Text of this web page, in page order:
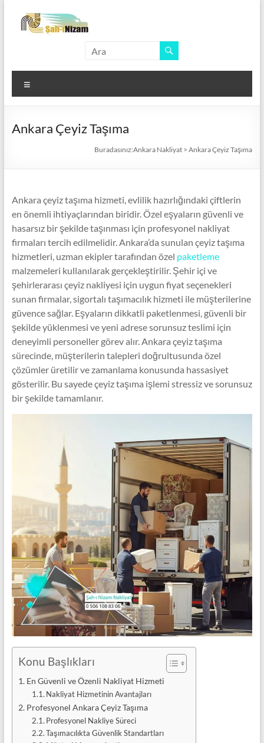
content
Nakliyat
Türkiye'nin
Yerine
Ankara Çeyiz Taşıma
Buradasınız:Ankara Nakliyat >Ankara Çeyiz Taşıma
Ankara çeyiz taşıma hizmeti, evlilik hazırlığındaki çiftlerin
en önemli ihtiyaçlarından biridir. Özel eşyaların güvenli ve
hasarsız bir şekilde taşınması için profesyonel nakliyat
firmaları tercih edilmelidir. Ankara’da sunulan çeyiz taşıma
hizmetleri, uzman ekipler tarafından özel paketleme
malzemeleri kullanılarak gerçekleştirilir. Şehir içi ve
şehirlerarası çeyiz nakliyesi için uygun fiyat seçenekleri
sunan firmalar, sigortalı taşımacılık hizmeti ile müşterilerine
güvence sağlar. Eşyaların dikkatli paketlenmesi, güvenli bir
şekilde yüklenmesi ve yeni adrese sorunsuz teslimi için
deneyimli personeller görev alır. Ankara çeyiz taşıma
sürecinde, müşterilerin talepleri doğrultusunda özel
çözümler üretilir ve zamanlama konusunda hassasiyet
gösterilir. Bu sayede çeyiz taşıma işlemi stressiz ve sorunsuz
bir şekilde tamamlanır.
Konu Başlıkları
En Güvenli ve Özenli Nakliyat Hizmeti
Nakliyat Hizmetinin Avantajları
Profesyonel Ankara Çeyiz Taşıma
Profesyonel Nakliye Süreci
Taşımacılıkta Güvenlik Standartları